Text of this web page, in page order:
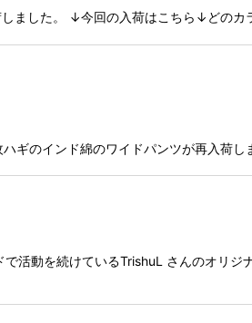
しました。 ↓今回の入荷はこちら↓どのカ
ギのインド綿のワイドパンツが再入荷
活動を続けているTrishuL さんのオリジ